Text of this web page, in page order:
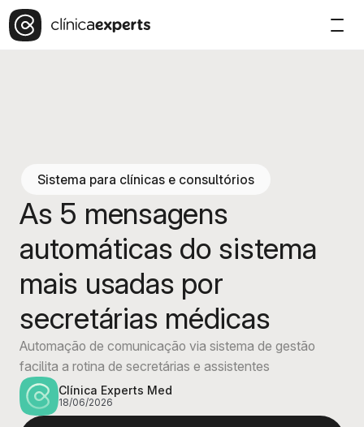
Sistema para clínicas e consultórios
As 5 mensagens
automáticas do sistema
mais usadas por
secretárias médicas
Automação de comunicação via sistema de gestão
facilita a rotina de secretárias e assistentes
Clínica Experts Med
18/06/2026